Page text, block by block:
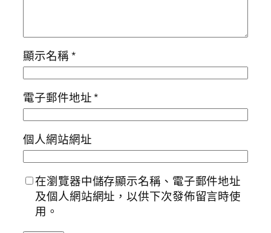
顯示名稱*
電子郵件地址*
個人網站網址
在瀏覽器中儲存顯示名稱、電子郵件地址
及個人網站網址，以供下次發佈留言時使
用。